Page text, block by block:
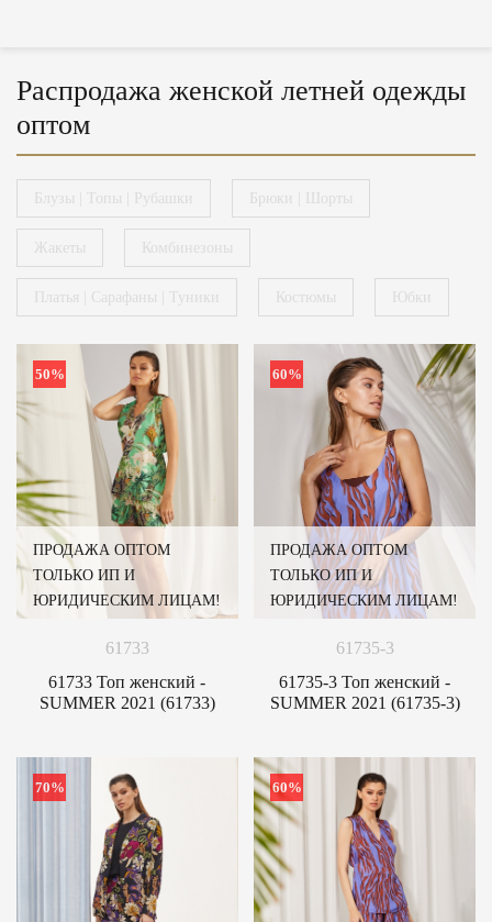
Распродажа женской летней одежды
оптом
Блузы | Топы | Рубашки Брюки | Шорты
Жакеты Комбинезоны
Платья | Сарафаны | Туники Костюмы Юбки
50%
ПРОДАЖА ОПТОМ
ТОЛЬКО ИП И
ЮРИДИЧЕСКИМ ЛИЦАМ!
61733
61733 Топ женский -
SUMMER 2021 (61733)
60%
ПРОДАЖА ОПТОМ
ТОЛЬКО ИП И
ЮРИДИЧЕСКИМ ЛИЦАМ!
61735-3
61735-3 Топ женский -
SUMMER 2021 (61735-3)
70% 60%